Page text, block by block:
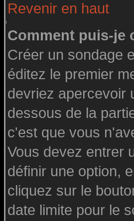
Revenir en haut
Comment puis-je
Créer un sondage
éditez le premier
devriez apercevoir
dessous de la
c'est que vous
Vous devez entrer
définir une option,
cliquez sur le
date limite pour le